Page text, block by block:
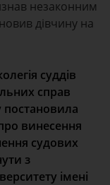
незаконним
дівчину на
суддів
справ
постановила
винесення
судових
з
імені